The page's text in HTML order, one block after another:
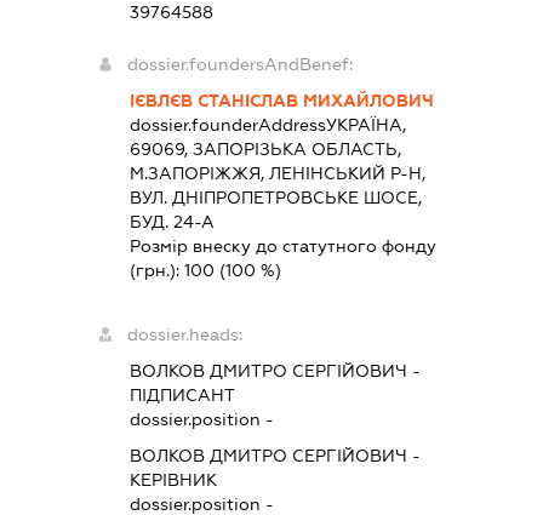
39764588
dossier.foundersAndBenef:
ІЄВЛЄВ СТАНІСЛАВ МИХАЙЛОВИЧ
dossier.founderAddressУКРАЇНА,
69069, ЗАПОРIЗЬКА ОБЛАСТЬ,
М.ЗАПОРІЖЖЯ, ЛЕНІНСЬКИЙ Р-Н,
ВУЛ. ДНІПРОПЕТРОВСЬКЕ ШОСЕ,
БУД. 24-А
Розмір внеску до статутного фонду
(грн.): 100 (100 %)
dossier.heads:
ВОЛКОВ ДМИТРО СЕРГІЙОВИЧ -
ПІДПИСАНТ
dossier.position -
ВОЛКОВ ДМИТРО СЕРГІЙОВИЧ -
КЕРІВНИК
dossier.position -